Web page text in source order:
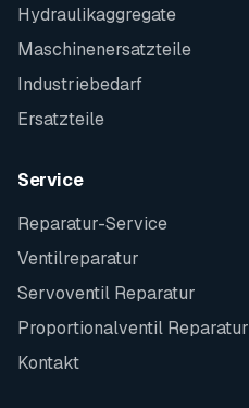
Hydraulikaggregate
Maschinenersatzteile
Industriebedarf
Ersatzteile
Service
Reparatur-Service
Ventilreparatur
Servoventil Reparatur
Proportionalventil Reparatur
Kontakt